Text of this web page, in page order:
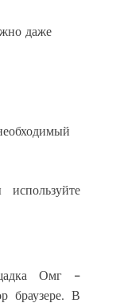
даже
Омг –
браузере. В